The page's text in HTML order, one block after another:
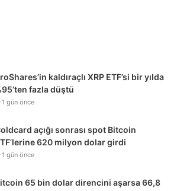
kaldıraçlı XRP ETF’si bir yılda
fazla düştü
1 gün önce
açığı sonrası spot Bitcoin
620 milyon dolar girdi
1 gün önce
65 bin dolar direncini aşarsa 66,8